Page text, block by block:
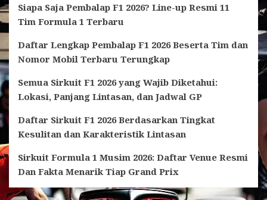
Siapa Saja Pembalap F1 2026? Line-up Resmi 11
Tim Formula 1 Terbaru
Daftar Lengkap Pembalap F1 2026 Beserta Tim dan
Nomor Mobil Terbaru Terungkap
Semua Sirkuit F1 2026 yang Wajib Diketahui:
Lokasi, Panjang Lintasan, dan Jadwal GP
Daftar Sirkuit F1 2026 Berdasarkan Tingkat
Kesulitan dan Karakteristik Lintasan
Sirkuit Formula 1 Musim 2026: Daftar Venue Resmi
Dan Fakta Menarik Tiap Grand Prix